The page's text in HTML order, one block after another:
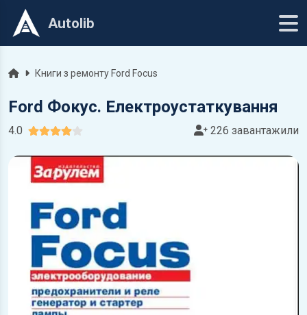
Autolib
ГоловнаКниги з ремонту Ford Focus
Ford Фокус. Електроустаткування
4.0 226 завантажили